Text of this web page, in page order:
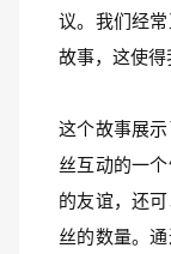
议。我们经
故事，这使得
这个故事展
丝互动的一
的友谊，还
丝的数量。